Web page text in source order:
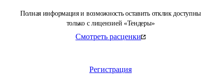
Полная информация и возможность оставить отклик доступны
только с лицензией «Тендеры»
Смотреть расценки
Регистрация